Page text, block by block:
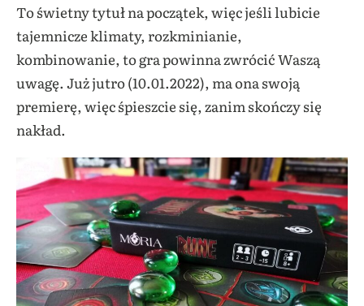
To świetny tytuł na początek, więc jeśli lubicie
tajemnicze klimaty, rozkminianie,
kombinowanie, to gra powinna zwrócić Waszą
uwagę. Już jutro (10.01.2022), ma ona swoją
premierę, więc śpieszcie się, zanim skończy się
nakład.